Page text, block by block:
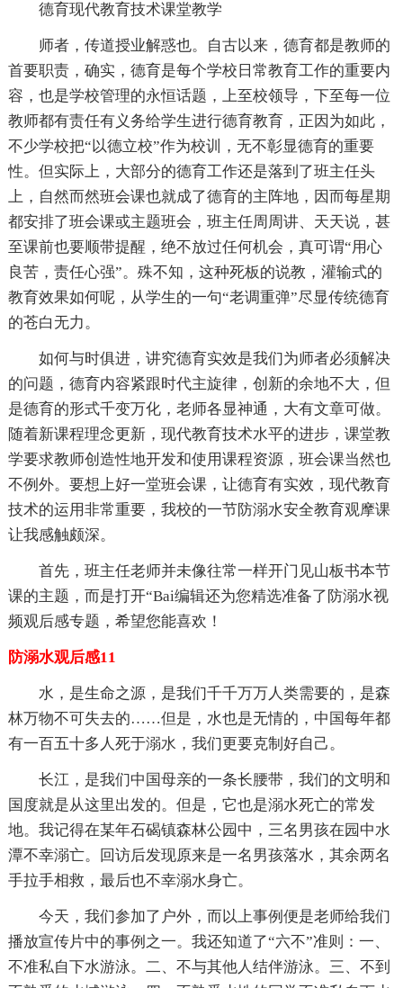
德育现代教育技术课堂教学
师者，传道授业解惑也。自古以来，德育都是教师的
首要职责，确实，德育是每个学校日常教育工作的重要内
容，也是学校管理的永恒话题，上至校领导，下至每一位
教师都有责任有义务给学生进行德育教育，正因为如此，
不少学校把“以德立校”作为校训，无不彰显德育的重要
性。但实际上，大部分的德育工作还是落到了班主任头
上，自然而然班会课也就成了德育的主阵地，因而每星期
都安排了班会课或主题班会，班主任周周讲、天天说，甚
至课前也要顺带提醒，绝不放过任何机会，真可谓“用心
良苦，责任心强”。殊不知，这种死板的说教，灌输式的
教育效果如何呢，从学生的一句“老调重弹”尽显传统德育
的苍白无力。
如何与时俱进，讲究德育实效是我们为师者必须解决
的问题，德育内容紧跟时代主旋律，创新的余地不大，但
是德育的形式千变万化，老师各显神通，大有文章可做。
随着新课程理念更新，现代教育技术水平的进步，课堂教
学要求教师创造性地开发和使用课程资源，班会课当然也
不例外。要想上好一堂班会课，让德育有实效，现代教育
技术的运用非常重要，我校的一节防溺水安全教育观摩课
让我感触颇深。
首先，班主任老师并未像往常一样开门见山板书本节
课的主题，而是打开“Bai编辑还为您精选准备了防溺水视
频观后感专题，希望您能喜欢！
防溺水观后感11
水，是生命之源，是我们千千万万人类需要的，是森
林万物不可失去的……但是，水也是无情的，中国每年都
有一百五十多人死于溺水，我们更要克制好自己。
长江，是我们中国母亲的一条长腰带，我们的文明和
国度就是从这里出发的。但是，它也是溺水死亡的常发
地。我记得在某年石碣镇森林公园中，三名男孩在园中水
潭不幸溺亡。回访后发现原来是一名男孩落水，其余两名
手拉手相救，最后也不幸溺水身亡。
今天，我们参加了户外，而以上事例便是老师给我们
播放宣传片中的事例之一。我还知道了“六不”准则：一、
不准私自下水游泳。二、不与其他人结伴游泳。三、不到